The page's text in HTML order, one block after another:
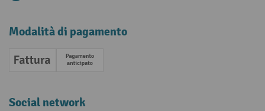
Modalità di pagamento
Fattura Pagamento anticipato
Social network